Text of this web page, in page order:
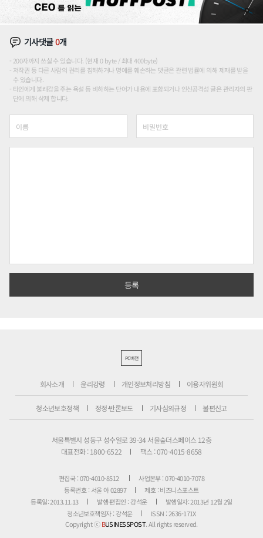
기사댓글0개
200자까지 쓰실 수 있습니다. (현재 0 byte / 최대 400byte)
저작권 등 다른 사람의 권리를 침해하거나 명예를 훼손하는 댓글은 관련 법률에 의해 제재를 받을
수 있습니다.
타인에게 불쾌감을 주는 욕설 등 비하하는 단어가 내용에 포함되거나 인신공격성 글은 관리자의 판
단에 의해 삭제 합니다.
PC버전
회사소개 윤리강령 개인정보처리방침 이용자위원회
청소년보호정책 정정·반론보도 기사심의규정 불편신고
서울특별시 성동구 성수일로 39-34 서울숲더스페이스 12층
대표전화 : 1800-6522
팩스 : 070-4015-8658
편집국 : 070-4010-8512
사업본부 : 070-4010-7078
등록번호 : 서울 아 02897
제호 : 비즈니스포스트
등록일: 2013.11.13
발행·편집인 : 강석운
발행일자: 2013년 12월 2일
청소년보호책임자 : 강석운
ISSN : 2636-171X
Copyright ⓒBUSINESSPOST. All rights reserved.